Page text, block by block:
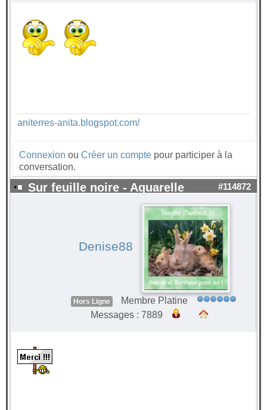
aniterres-anita.blogspot.com/
Connexion ou Créer un compte pour participer à la
conversation.
Sur feuille noire - Aquarelle #114872
Denise88
Hors Ligne
Membre Platine
Messages : 7889